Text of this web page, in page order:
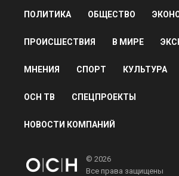
ПОЛИТИКА ОБЩЕСТВО
ПРОИСШЕСТВИЯ В МИРЕ
МНЕНИЯ СПОРТ КУЛЬТУРА
ОСН ТВ СПЕЦПРОЕКТЫ
НОВОСТИ КОМПАНИЙ
© 2026
Все права защищены